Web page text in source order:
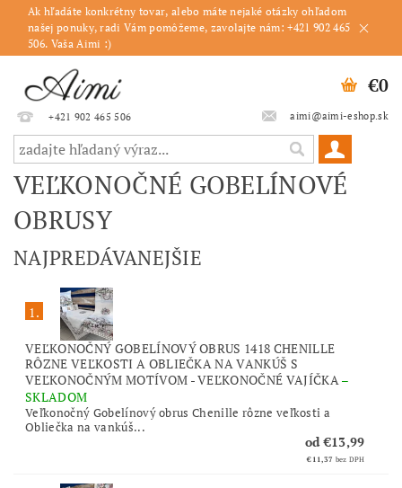
Ak hľadáte konkrétny tovar, alebo máte nejaké otázky ohľadom
našej ponuky, radi Vám pomôžeme, zavolajte nám: +421 902 465
506. Vaša Aimi :)
+421 902 465 506 aimi@aimi-eshop.sk
€0
VEĽKONOČNÉ GOBELÍNOVÉ
OBRUSY
NAJPREDÁVANEJŠIE
1.
VEĽKONOČNÝ GOBELÍNOVÝ OBRUS 1418 CHENILLE
RÔZNE VEĽKOSTI A OBLIEČKA NA VANKÚŠ S
VEĽKONOČNÝM MOTÍVOM - VEĽKONOČNÉ VAJÍČKA–
SKLADOM
Veľkonočný Gobelínový obrus Chenille rôzne veľkosti a
Obliečka na vankúš...
od €13,99
€11,37 bez DPH